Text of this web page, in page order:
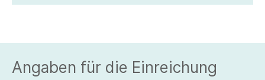
Angaben für die Einreichung